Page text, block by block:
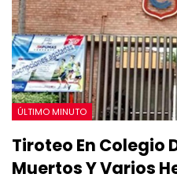
ÚLTIMO MINUTO
Tiroteo En Colegio
Muertos Y Varios